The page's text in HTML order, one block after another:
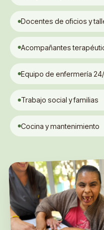
Docentes de oficios y
Acompañantes
Equipo de enfermería
Trabajo social y familias
Cocina y mantenimiento